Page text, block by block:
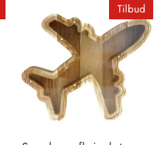
Tilbud